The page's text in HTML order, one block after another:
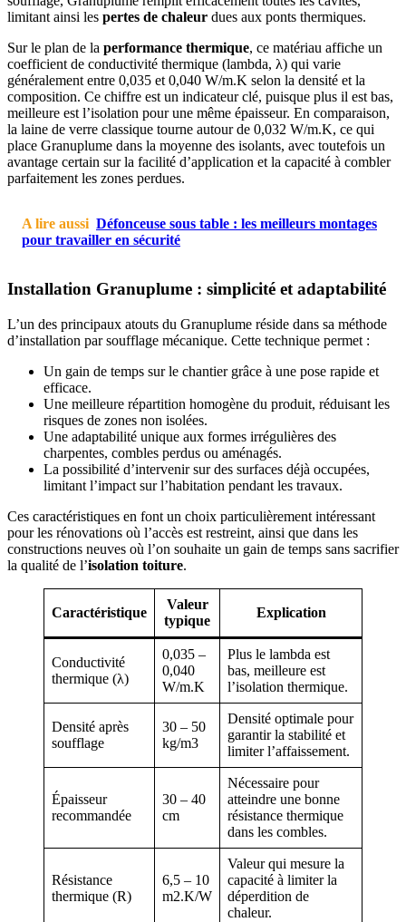
limitant ainsi les pertes de chaleur dues aux ponts thermiques.
Sur le plan de la performance thermique, ce matériau affiche un
coefficient de conductivité thermique (lambda, λ) qui varie
généralement entre 0,035 et 0,040 W/m.K selon la densité et la
composition. Ce chiffre est un indicateur clé, puisque plus il est bas,
meilleure est l’isolation pour une même épaisseur. En comparaison,
la laine de verre classique tourne autour de 0,032 W/m.K, ce qui
place Granuplume dans la moyenne des isolants, avec toutefois un
avantage certain sur la facilité d’application et la capacité à combler
parfaitement les zones perdues.
A lire aussi Défonceuse sous table : les meilleurs montages
pour travailler en sécurité
Installation Granuplume : simplicité et adaptabilité
L’un des principaux atouts du Granuplume réside dans sa méthode
d’installation par soufflage mécanique. Cette technique permet :
Un gain de temps sur le chantier grâce à une pose rapide et
efficace.
Une meilleure répartition homogène du produit, réduisant les
risques de zones non isolées.
Une adaptabilité unique aux formes irrégulières des
charpentes, combles perdus ou aménagés.
La possibilité d’intervenir sur des surfaces déjà occupées,
limitant l’impact sur l’habitation pendant les travaux.
Ces caractéristiques en font un choix particulièrement intéressant
pour les rénovations où l’accès est restreint, ainsi que dans les
constructions neuves où l’on souhaite un gain de temps sans sacrifier
la qualité de l’isolation toiture.
Caractéristique
Valeur
typique
Explication
Conductivité
thermique (λ)
0,035 –
0,040
W/m.K
Plus le lambda est
bas, meilleure est
l’isolation thermique.
Densité après
soufflage
30 – 50
kg/m3
Densité optimale pour
garantir la stabilité et
limiter l’affaissement.
Épaisseur
recommandée
30 – 40
cm
Nécessaire pour
atteindre une bonne
résistance thermique
dans les combles.
Résistance
thermique (R)
6,5 – 10
m2.K/W
Valeur qui mesure la
capacité à limiter la
déperdition de
chaleur.